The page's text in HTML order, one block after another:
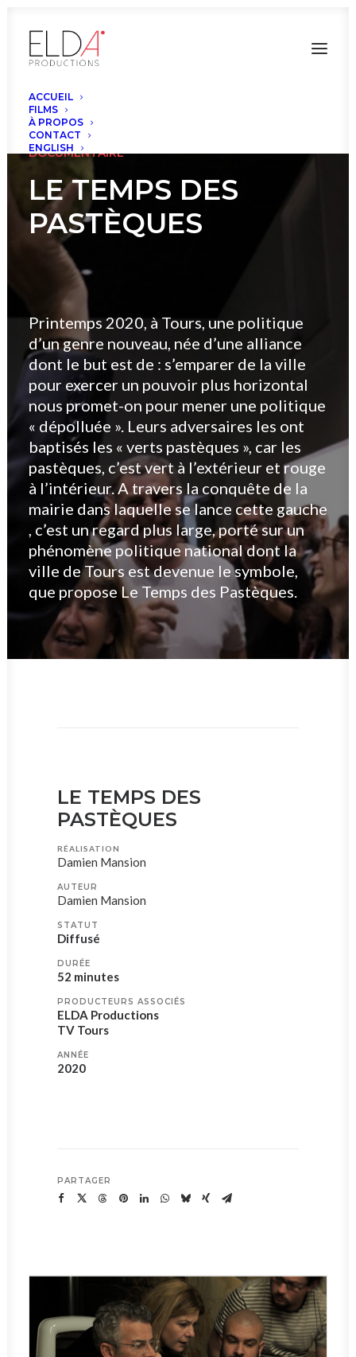
ACCUEIL
FILMS
À PROPOS
CONTACT
ENGLISH
DOCUMENTAIRE
LE TEMPS DES
PASTÈQUES
Printemps 2020, à Tours, une politique
d’un genre nouveau, née d’une alliance
dont le but est de : s’emparer de la ville
pour exercer un pouvoir plus horizontal
nous promet-on pour mener une politique
« dépolluée ». Leurs adversaires les ont
baptisés les « verts pastèques », car les
pastèques, c’est vert à l’extérieur et rouge
à l’intérieur. A travers la conquête de la
mairie dans laquelle se lance cette gauche
, c’est un regard plus large, porté sur un
phénomène politique national dont la
ville de Tours est devenue le symbole,
que propose Le Temps des Pastèques.
LE TEMPS DES
PASTÈQUES
RÉALISATION
Damien Mansion
AUTEUR
Damien Mansion
STATUT
Diffusé
DURÉE
52 minutes
PRODUCTEURS ASSOCIÉS
ELDA Productions
TV Tours
ANNÉE
2020
PARTAGER